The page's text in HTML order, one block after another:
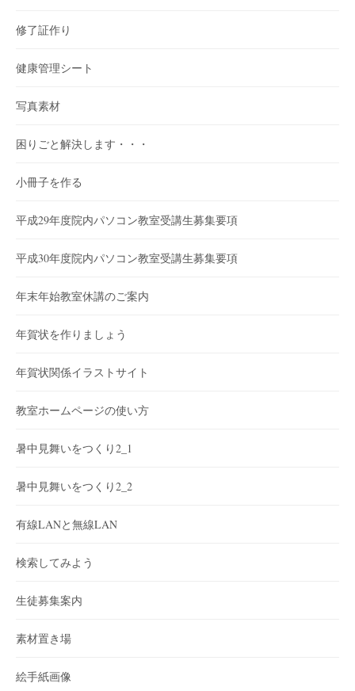
修了証作り
健康管理シート
写真素材
困りごと解決します・・・
小冊子を作る
平成29年度院内パソコン教室受講生募集要項
平成30年度院内パソコン教室受講生募集要項
年末年始教室休講のご案内
年賀状を作りましょう
年賀状関係イラストサイト
教室ホームページの使い方
暑中見舞いをつくり2_1
暑中見舞いをつくり2_2
有線LANと無線LAN
検索してみよう
生徒募集案内
素材置き場
絵手紙画像